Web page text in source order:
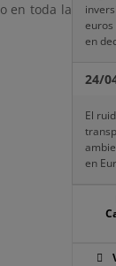
en toda la
euros
en
24/
El
en